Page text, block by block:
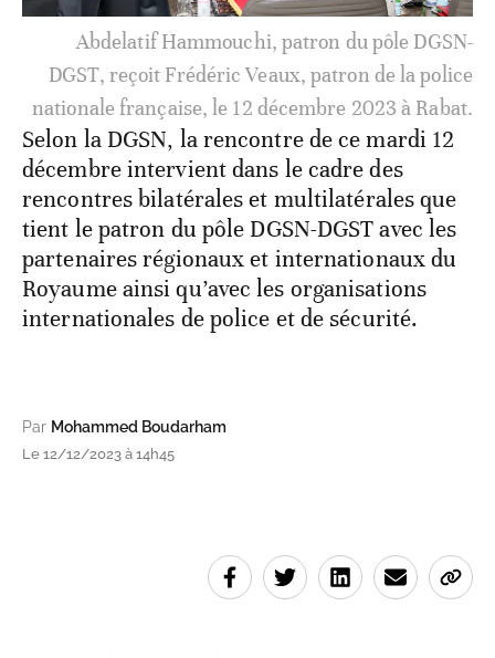
Abdelatif Hammouchi, patron du pôle DGSN-
DGST, reçoit Frédéric Veaux, patron de la police
nationale française, le 12 décembre 2023 à Rabat.
Selon la DGSN, la rencontre de ce mardi 12
décembre intervient dans le cadre des
rencontres bilatérales et multilatérales que
tient le patron du pôle DGSN-DGST avec les
partenaires régionaux et internationaux du
Royaume ainsi qu’avec les organisations
internationales de police et de sécurité.
Par Mohammed Boudarham
Le 12/12/2023 à 14h45